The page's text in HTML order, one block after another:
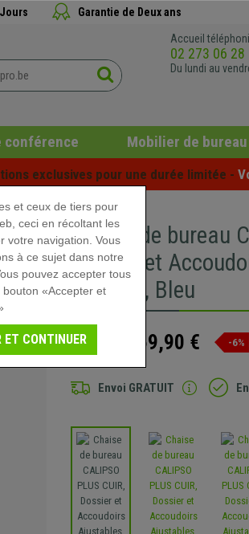
Garantie de Deux ans
Accueil
02 273 06 28
Du lundi au
conférence Mobilier de bureau
exclusives pour une durée limitée -
Chaise de bureau
Dossier et
Robuste, Bleu
169,90 € 159,90 € -6%
Envoi GRATUIT
et ceux de tiers pour
ceci en récoltant les
votre navigation. Vous
à ce sujet dans notre
pouvez accepter tous
«Accepter et
ET CONTINUER